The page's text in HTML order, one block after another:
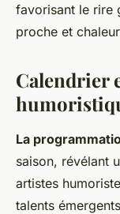
favorisant le rire
proche et
Calendrier
La
saison, révélant
artistes
talents